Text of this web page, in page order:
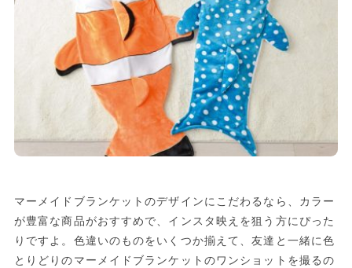
マーメイドブランケットのデザインにこだわるなら、カラー
が豊富な商品がおすすめで、インスタ映えを狙う方にぴった
りですよ。色違いのものをいくつか揃えて、友達と一緒に色
とりどりのマーメイドブランケットのワンショットを撮るの